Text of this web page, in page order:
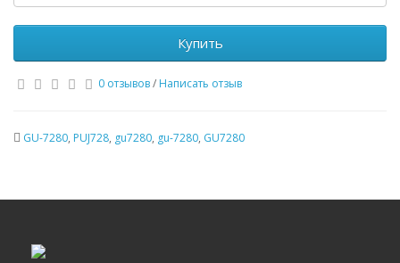
Купить
0 отзывов/ Написать отзыв
GU-7280, PUJ728, gu7280, gu-7280, GU7280